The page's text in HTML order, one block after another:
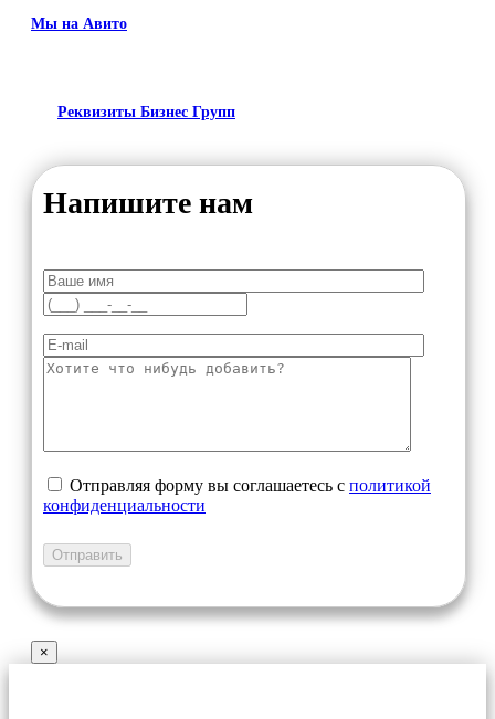
Мы на Авито
Реквизиты Бизнес Групп
Напишите нам
Отправляя форму вы соглашаетесь с политикой
конфиденциальности
×